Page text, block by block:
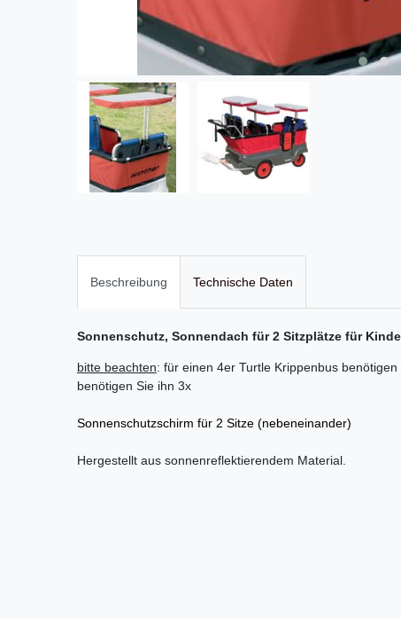
Beschreibung Technische Daten
Sonnenschutz, Sonnendach für 2 Sitzplätze für
bitte beachten: für einen 4er Turtle Krippenbus
benötigen Sie ihn 3x
Sonnenschutzschirm für 2 Sitze (nebeneinander)
Hergestellt aus sonnenreflektierendem Material.